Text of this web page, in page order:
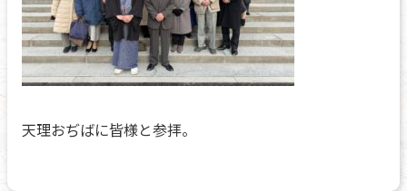
天理おぢばに皆様と参拝。